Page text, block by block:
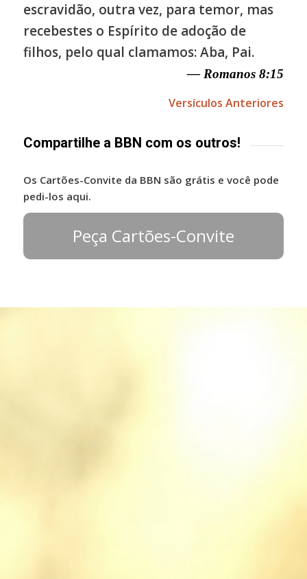
escravidão, outra vez, para temor, mas
recebestes o Espírito de adoção de
filhos, pelo qual clamamos: Aba, Pai.
— Romanos 8:15
Versículos Anteriores
Compartilhe a BBN com os outros!
Os Cartões-Convite da BBN são grátis e você pode
pedi-los aqui.
Peça Cartões-Convite